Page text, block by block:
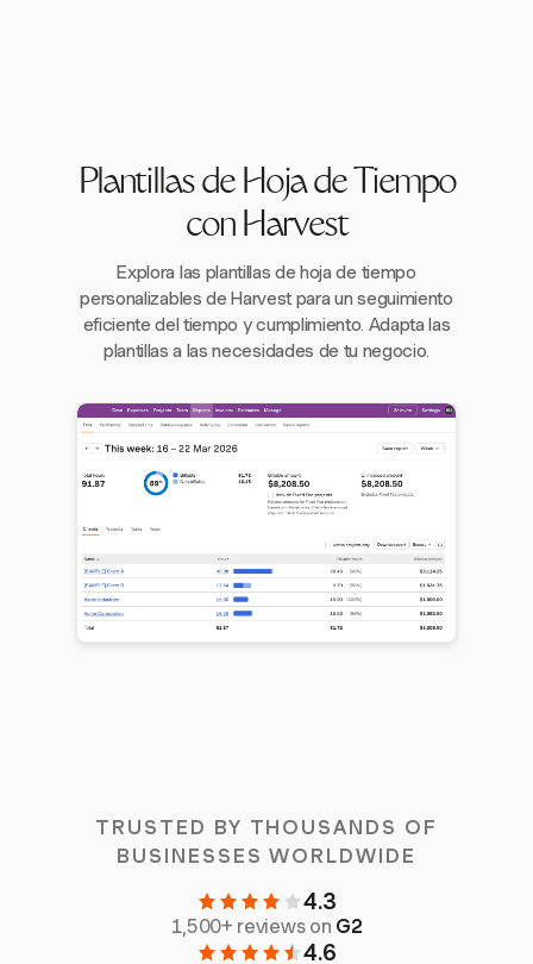
Plantillas de Hoja de Tiempo
con Harvest
Explora las plantillas de hoja de tiempo
personalizables de Harvest para un seguimiento
eficiente del tiempo y cumplimiento. Adapta las
plantillas a las necesidades de tu negocio.
TRUSTED BY THOUSANDS OF
BUSINESSES WORLDWIDE
4.3
1,500+ reviews on G2
4.6